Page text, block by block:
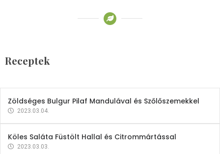
Receptek
2023.03.06.
Zöldséges Bulgur Pilaf Mandulával és Szőlőszemekkel
2023.03.04.
Köles Saláta Füstölt Hallal és Citrommártással
2023.03.03.